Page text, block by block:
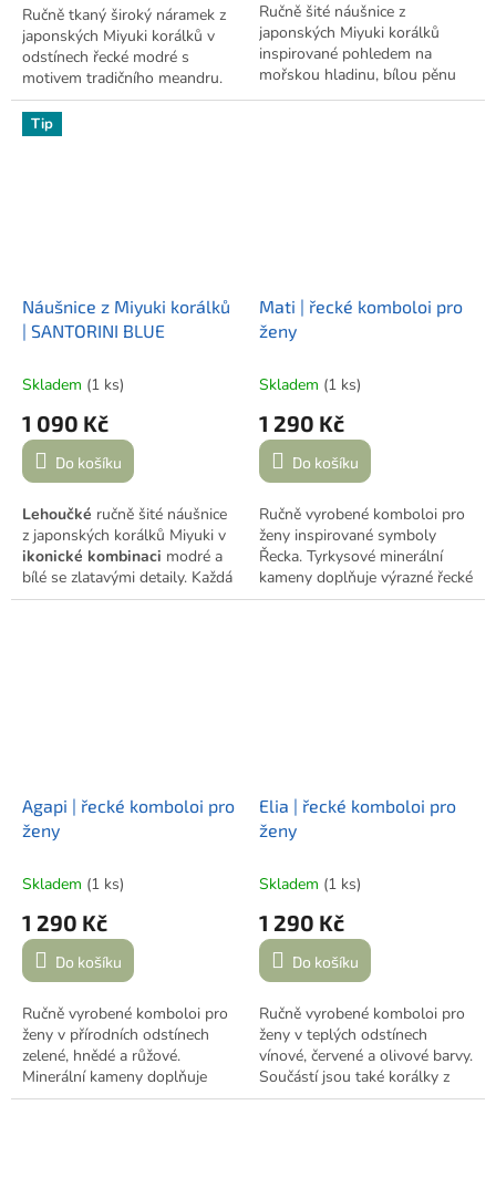
Ručně tkaný široký náramek z
japonských Miyuki korálků v
odstínech řecké modré s
motivem tradičního meandru.
Nadčasový symbol nekonečna
a propojení v moderním šperku
inspirovaném Řeckem.
Ručně šité náušnice z
japonských Miyuki korálků
inspirované pohledem na
mořskou hladinu, bílou pěnu
vln a písečnou pláž. Každá
Tip
Náušnice z Miyuki korálků
| SANTORINI BLUE
Skladem (1 ks)
1 090 Kč
Do košíku
Lehoučké ručně šité náušnice
z japonských korálků Miyuki v
ikonické kombinaci modré a
bílé se zlatavými detaily. Každá
náušnice má vlastní vzor,
Mati | řecké komboloi pro
ženy
Skladem (1 ks)
1 290 Kč
Do košíku
Ručně vyrobené komboloi pro
ženy inspirované symboly
Řecka. Tyrkysové minerální
kameny doplňuje výrazné řecké
oko, olivová větvička a jemná
Agapi | řecké komboloi pro
ženy
Skladem (1 ks)
1 290 Kč
Do košíku
Ručně vyrobené komboloi pro
ženy v přírodních odstínech
zelené, hnědé a růžové.
Minerální kameny doplňuje
růžová saténová šňůrka,
Elia | řecké komboloi pro
ženy
Skladem (1 ks)
1 290 Kč
Do košíku
Ručně vyrobené komboloi pro
ženy v teplých odstínech
vínové, červené a olivové barvy.
Součástí jsou také korálky z
olivového dřeva dovezené z